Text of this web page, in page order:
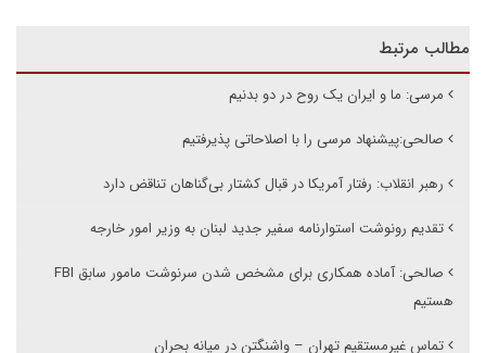
مطالب مرتبط
مرسی: ما و ایران یک روح در دو بدنیم
صالحی:پیشنهاد مرسی را با اصلاحاتی پذیرفتیم
رهبر انقلاب: رفتار آمریکا در قبال کشتار بی‌گناهان تناقض دارد
تقدیم رونوشت استوارنامه سفیر جدید لبنان به وزیر امور خارجه
صالحی: آماده همکاری برای مشخص شدن سرنوشت مامور سابق FBI
هستیم
تماس غیرمستقیم تهران – واشنگتن در میانه بحران